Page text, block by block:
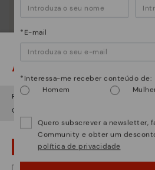
Atenção!
Parece que está em e vai aceder no
Quer ir para a web de
¡UPS! FOI UM LAPSO,
*E-mail
*Interessa-me receber conteúdo de:
Homem
Quero subscrever a newsletter,
Community e obter um
política de privacidade